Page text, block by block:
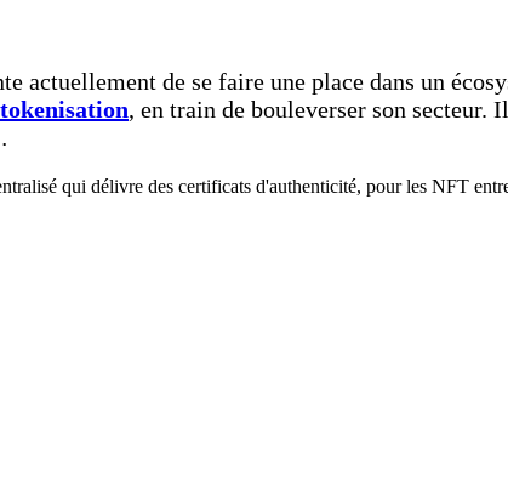
actuellement de se faire une place dans un
, en train de bouleverser son
qui délivre des certificats d'authenticité, pour les NFT